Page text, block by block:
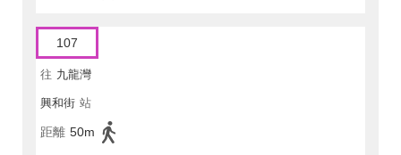
107
往 九龍灣
興和街 站
距離 50m